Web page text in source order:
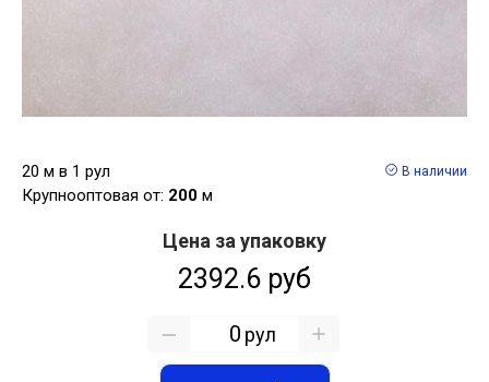
20 м в 1 рул
Крупнооптовая от: 200 м
В наличии
Цена за упаковку
2392.6 руб
рул